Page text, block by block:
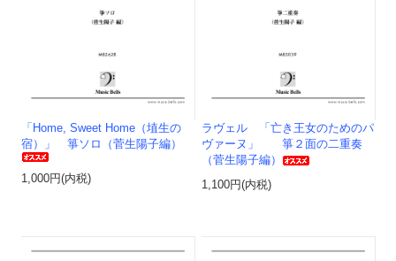
「Home, Sweet Home（埴生の
宿）」 箏ソロ（菅生陽子編）
1,000円(内税)
ラヴェル 「亡き王女のためのパ
ヴァーヌ」 箏２面の二重奏
（菅生陽子編）
1,100円(内税)